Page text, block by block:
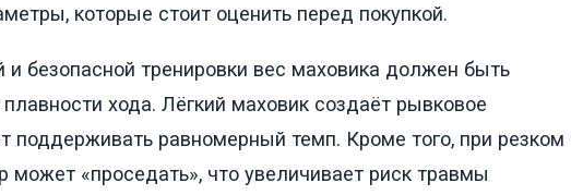
которые стоит оценить перед покупкой.
безопасной тренировки вес маховика должен быть
хода. Лёгкий маховик создаёт рывковое
поддерживать равномерный темп. Кроме того, при резком
может «проседать», что увеличивает риск травмы